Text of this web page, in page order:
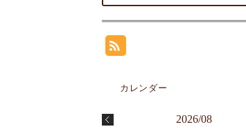
2026/08